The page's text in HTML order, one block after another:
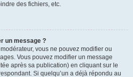
des fichiers, etc.
un message ?
vous ne pouvez modifier ou
Vous pouvez modifier un message
après sa publication) en cliquant sur le
Si quelqu’un a déjà répondu au